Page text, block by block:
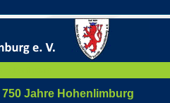
750 Jahre Hohenlimburg